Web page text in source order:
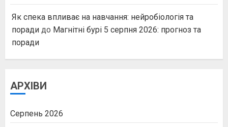
Як спека впливає на навчання: нейробіологія та
поради до Магнітні бурі 5 серпня 2026: прогноз та
поради
АРХІВИ
Серпень 2026